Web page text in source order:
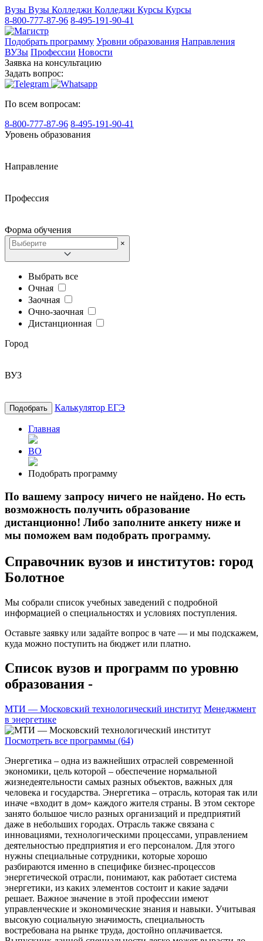
Вузы Вузы Колледжи Колледжи Курсы Курсы
8-800-777-87-96 8-495-191-90-41
Подобрать программу Уровни образования Направления
ВУЗы Профессии Новости
Заявка на консультацию
Задать вопрос:
По всем вопросам:
8-800-777-87-96 8-495-191-90-41
Уровень образования
Направление
Профессия
Форма обучения
×
Выбрать все
Очная
Заочная
Очно-заочная
Дистанционная
Город
ВУЗ
Подобрать Калькулятор ЕГЭ
Главная
ВО
Подобрать программу
По вашему запросу ничего не найдено. Но есть
возможность получить образование
дистанционно! Либо заполните анкету ниже и
мы поможем вам подобрать программу.
Справочник вузов и институтов: город
Болотное
Мы собрали список учебных заведений с подробной
информацией о специальностях и условиях поступления.
Оставьте заявку или задайте вопрос в чате — и мы подскажем,
куда можно поступить на бюджет или платно.
Список вузов и программ по уровню
образования -
МТИ — Московский технологический институт Менеджмент
в энергетике
Посмотреть все программы (64)
Энергетика – одна из важнейших отраслей современной
экономики, цель которой – обеспечение нормальной
жизнедеятельности самых разных объектов, важных для
человека и государства. Энергетика – отрасль, которая так или
иначе «входит в дом» каждого жителя страны. В этом секторе
занято большое число разных организаций и предприятий
даже в небольших городах. Отрасль также связана с
инновациями, технологическими процессами, управлением
деятельностью предприятия и его персоналом. Для этого
нужны специальные сотрудники, которые хорошо
разбираются именно в специфике бизнес-процессов
энергетической отрасли, понимают, как работает система
энергетики, из каких элементов состоит и какие задачи
решает. Важное значение в этой профессии имеют
управленческие и экономические знания и навыки. Учитывая
высокую социальную значимость, специальность
востребована на рынке труда, достойно оплачивается.